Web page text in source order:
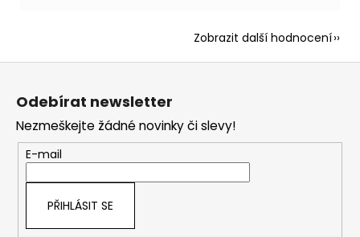
Zobrazit další hodnocení
Z
Odebírat newsletter
Nezmeškejte žádné novinky či slevy!
E-mail
PŘIHLÁSIT SE